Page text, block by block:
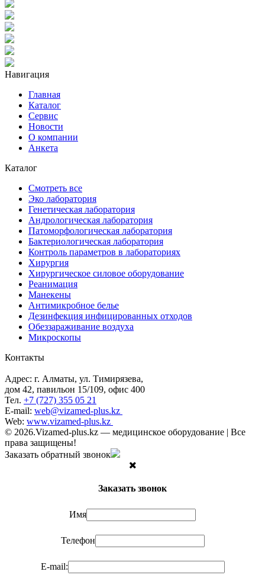
Навигация
Главная
Каталог
Сервис
Новости
О компании
Анкета
Каталог
Смотреть все
Эко лаборатория
Генетическая лаборатория
Андрологическая лаборатория
Патоморфологическая лаборатория
Бактериологическая лаборатория
Контроль параметров в лабораториях
Хирургия
Хирургическое силовое оборудование
Реанимация
Манекены
Антимикробное белье
Дезинфекция инфицированных отходов
Обеззараживание воздуха
Микроскопы
Контакты
Адрес: г. Алматы, ул. Тимирязева,
дом 42, павильон 15/109, офис 400
Тел. +7 (727) 355 05 21
E-mail: web@vizamed-plus.kz
Web: www.vizamed-plus.kz
© 2026.Vizamed-plus.kz — медицинское оборудование | Все
права защищены!
Заказать обратный звонок
Заказать звонок
Имя
Телефон
E-mail: